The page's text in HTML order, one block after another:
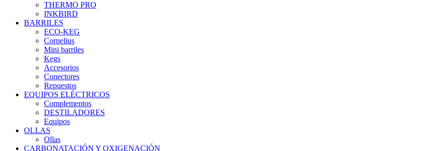
THERMO PRO
INKBIRD
BARRILES
ECO-KEG
Cornelius
Mini barriles
Kegs
Accesorios
Conectores
Repuestos
EQUIPOS ELÉCTRICOS
Complementos
DESTILADORES
Equipos
OLLAS
Ollas
CARBONATACIÓN Y OXIGENACIÓN